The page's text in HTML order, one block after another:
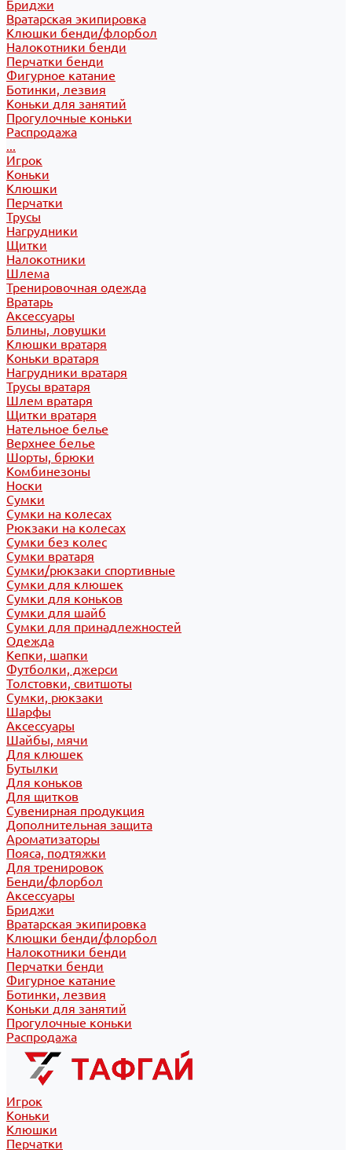
Бриджи
Вратарская экипировка
Клюшки бенди/флорбол
Налокотники бенди
Перчатки бенди
Фигурное катание
Ботинки, лезвия
Коньки для занятий
Прогулочные коньки
Распродажа
...
Игрок
Коньки
Клюшки
Перчатки
Трусы
Нагрудники
Щитки
Налокотники
Шлема
Тренировочная одежда
Вратарь
Аксессуары
Блины, ловушки
Клюшки вратаря
Коньки вратаря
Нагрудники вратаря
Трусы вратаря
Шлем вратаря
Щитки вратаря
Нательное белье
Верхнее белье
Шорты, брюки
Комбинезоны
Носки
Сумки
Сумки на колесах
Рюкзаки на колесах
Сумки без колес
Сумки вратаря
Сумки/рюкзаки спортивные
Сумки для клюшек
Сумки для коньков
Сумки для шайб
Сумки для принадлежностей
Одежда
Кепки, шапки
Футболки, джерси
Толстовки, свитшоты
Сумки, рюкзаки
Шарфы
Аксессуары
Шайбы, мячи
Для клюшек
Бутылки
Для коньков
Для щитков
Сувенирная продукция
Дополнительная защита
Ароматизаторы
Пояса, подтяжки
Для тренировок
Бенди/флорбол
Аксессуары
Бриджи
Вратарская экипировка
Клюшки бенди/флорбол
Налокотники бенди
Перчатки бенди
Фигурное катание
Ботинки, лезвия
Коньки для занятий
Прогулочные коньки
Распродажа
Игрок
Коньки
Клюшки
Перчатки